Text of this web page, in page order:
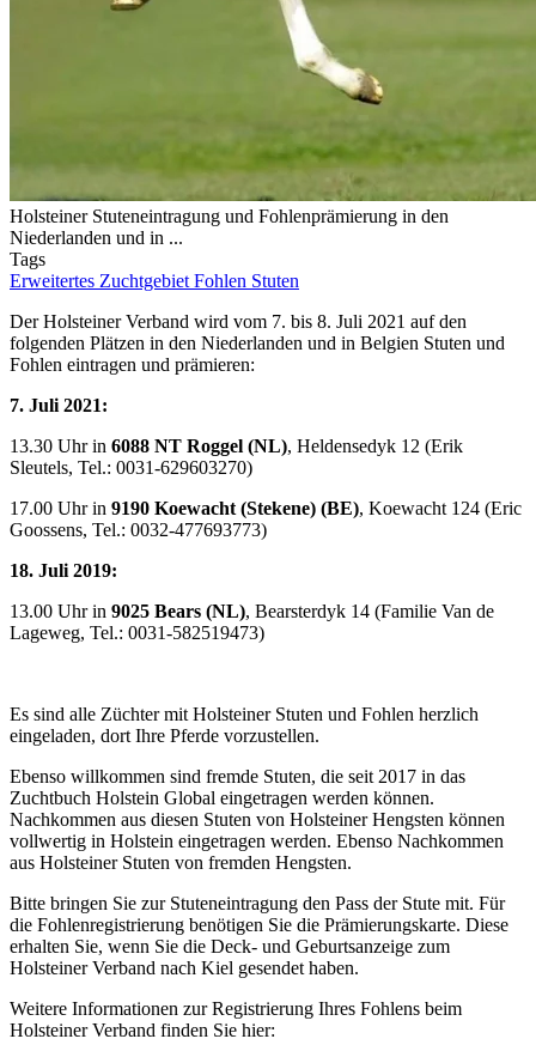
Holsteiner Stuteneintragung und Fohlenprämierung in den
Niederlanden und in ...
Tags
Erweitertes Zuchtgebiet Fohlen Stuten
Der Holsteiner Verband wird vom 7. bis 8. Juli 2021 auf den
folgenden Plätzen in den Niederlanden und in Belgien Stuten und
Fohlen eintragen und prämieren:
7. Juli 2021:
13.30 Uhr in 6088 NT Roggel (NL), Heldensedyk 12 (Erik
Sleutels, Tel.: 0031-629603270)
17.00 Uhr in 9190 Koewacht (Stekene) (BE), Koewacht 124 (Eric
Goossens, Tel.: 0032-477693773)
18. Juli 2019:
13.00 Uhr in 9025 Bears (NL), Bearsterdyk 14 (Familie Van de
Lageweg, Tel.: 0031-582519473)
Es sind alle Züchter mit Holsteiner Stuten und Fohlen herzlich
eingeladen, dort Ihre Pferde vorzustellen.
Ebenso willkommen sind fremde Stuten, die seit 2017 in das
Zuchtbuch Holstein Global eingetragen werden können.
Nachkommen aus diesen Stuten von Holsteiner Hengsten können
vollwertig in Holstein eingetragen werden. Ebenso Nachkommen
aus Holsteiner Stuten von fremden Hengsten.
Bitte bringen Sie zur Stuteneintragung den Pass der Stute mit. Für
die Fohlenregistrierung benötigen Sie die Prämierungskarte. Diese
erhalten Sie, wenn Sie die Deck- und Geburtsanzeige zum
Holsteiner Verband nach Kiel gesendet haben.
Weitere Informationen zur Registrierung Ihres Fohlens beim
Holsteiner Verband finden Sie hier: